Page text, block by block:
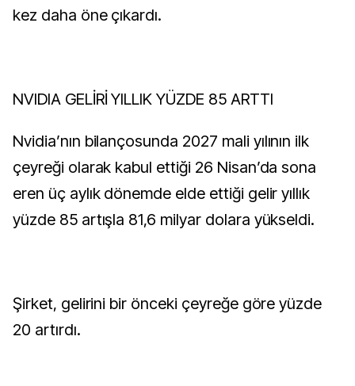
kez daha öne çıkardı.
NVIDIA GELİRİ YILLIK YÜZDE 85 ARTTI
Nvidia’nın bilançosunda 2027 mali yılının ilk
çeyreği olarak kabul ettiği 26 Nisan’da sona
eren üç aylık dönemde elde ettiği gelir yıllık
yüzde 85 artışla 81,6 milyar dolara yükseldi.
Şirket, gelirini bir önceki çeyreğe göre yüzde
20 artırdı.